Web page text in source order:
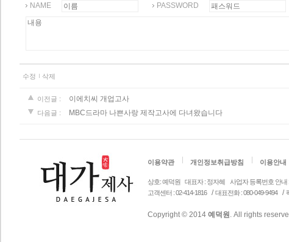
NAME PASSWORD
수정 삭제
이전글 : 이에치씨 개업고사
다음글 : MBC드라마 나쁜사랑 제작고사에 다녀왔습니다
이용약관 개인정보취급방침 이용안내
상호: 예덕원 대표자 : 정자혜 사업자 등록번호 안내
고객센터 : 02-414-1816
/대표전화 : 080-049-9494 /
Copyright © 2014 예덕원 . All rights